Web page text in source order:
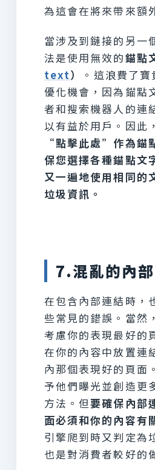
為這會在將來帶來額
當涉及到鏈接的另一
法是使用無效的錨點
text）
。這浪費了
優化機會，因為錨點
者和搜索機器人的連
以有益於用戶。因此，
“點擊此處”作為錨
保您選擇各種錨點文
又一遍地使用相同的
垃圾資訊。
7.混亂的內
在包含內部連結時，
些常見的錯誤。當然
考慮你的表現最好的
在你的內容中放置連
內那個表現好的頁面
予他們曝光並創造更
方法。但要確保內部
面必須和你的內容有
引擎爬到時又判定為
也是對消費者較好的